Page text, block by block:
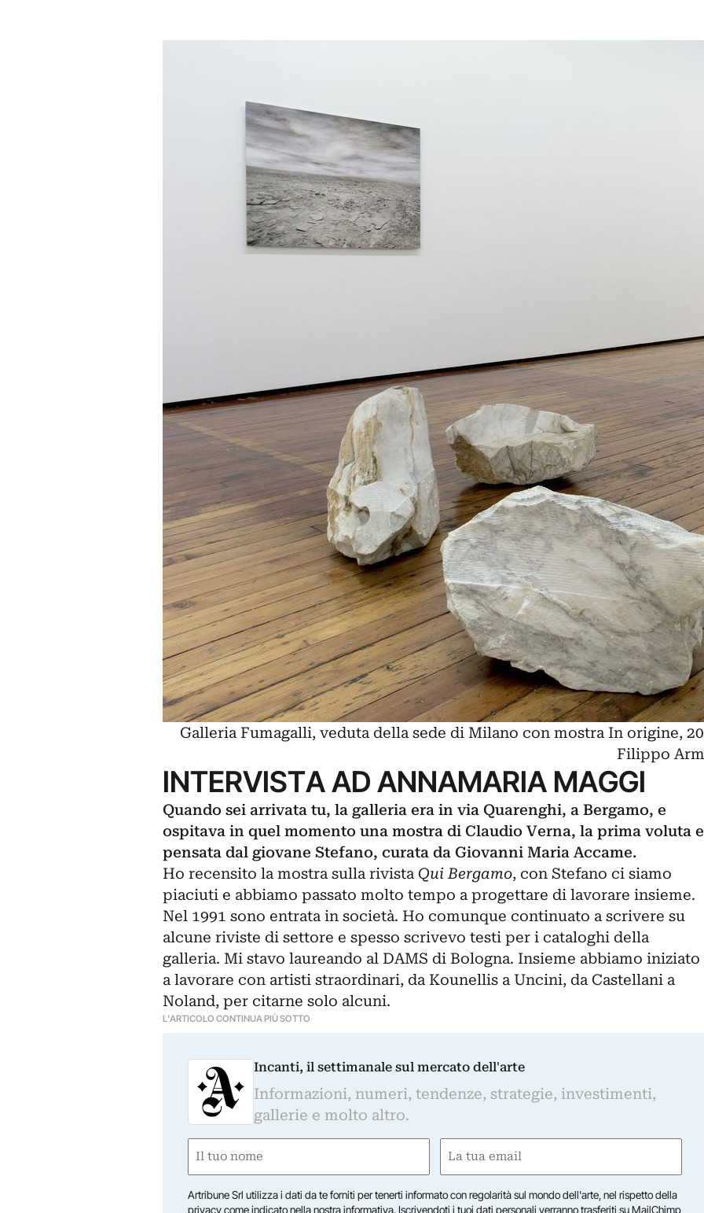
Galleria Fumagalli, veduta della sede di Milano con mostra In origine,
Filippo
INTERVISTA AD ANNAMARIA MAGGI
Quando sei arrivata tu, la galleria era in via Quarenghi, a Bergamo, e
ospitava in quel momento una mostra di Claudio Verna, la prima voluta e
pensata dal giovane Stefano, curata da Giovanni Maria Accame.
Ho recensito la mostra sulla rivistaQui Bergamo, con Stefano ci siamo
piaciuti e abbiamo passato molto tempo a progettare di lavorare insieme.
Nel 1991 sono entrata in società. Ho comunque continuato a scrivere su
alcune riviste di settore e spesso scrivevo testi per i cataloghi della
galleria. Mi stavo laureando al DAMS di Bologna. Insieme abbiamo iniziato
a lavorare con artisti straordinari, da Kounellis a Uncini, da Castellani a
Noland, per citarne solo alcuni.
L'ARTICOLO CONTINUA PIÙ SOTTO
Incanti, il settimanale sul mercato dell'arte
Informazioni, numeri, tendenze, strategie, investimenti,
gallerie e molto altro.
Nome
First
Email
Artribune Srl utilizza i dati da te forniti per tenerti informato con regolarità sul mondo dell'arte, nel rispetto della
privacy come indicato nellanostra informativa. Iscrivendoti i tuoi dati personali verranno trasferiti su MailChimp